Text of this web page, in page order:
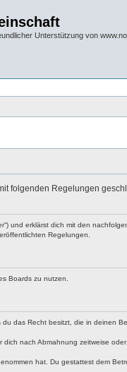
Unterstützung von
folgenden Regelungen
und erklärst dich mit den
Regelungen.
Boards zu nutzen.
das Recht besitzt, die in deinen
nach Abmahnung zeitweise
hat. Du gestattest dem